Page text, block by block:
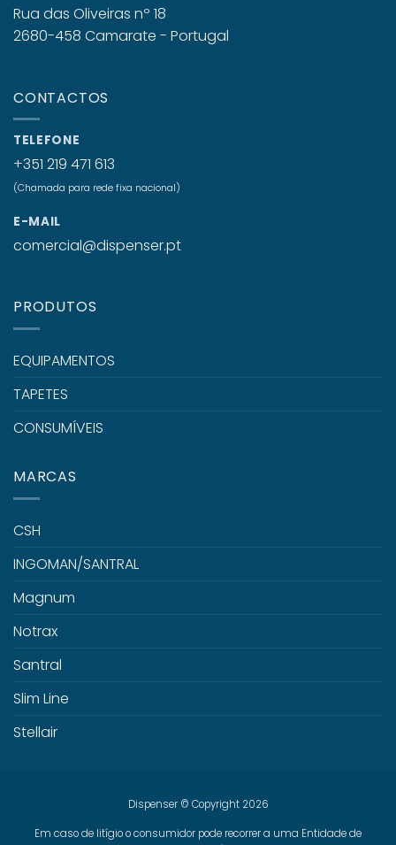
Rua das Oliveiras nº 18
2680-458 Camarate - Portugal
CONTACTOS
TELEFONE
+351 219 471 613
(Chamada para rede fixa nacional)
E-MAIL
comercial@dispenser.pt
PRODUTOS
EQUIPAMENTOS
TAPETES
CONSUMÍVEIS
MARCAS
CSH
INGOMAN/SANTRAL
Magnum
Notrax
Santral
Slim Line
Stellair
Dispenser © Copyright 2026
Em caso de litígio o consumidor pode recorrer a uma Entidade de